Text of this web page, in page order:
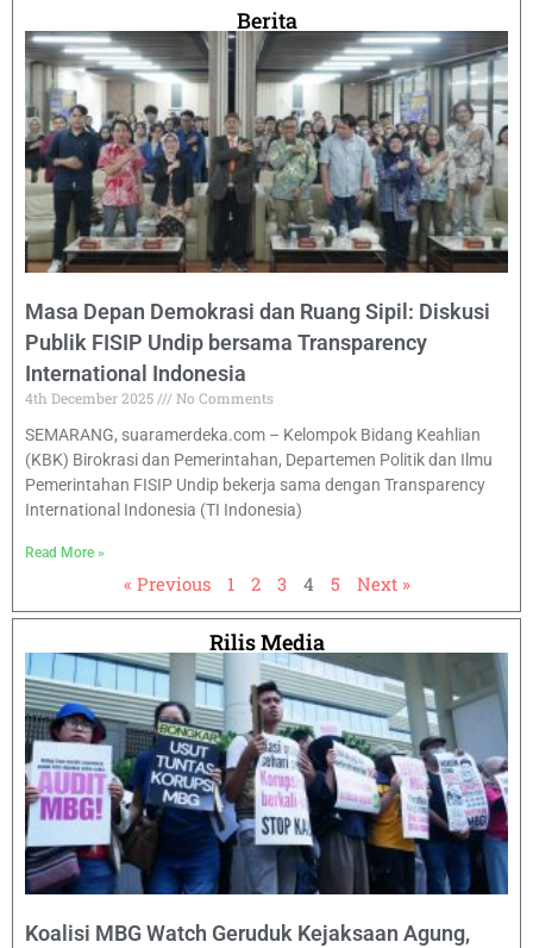
Berita
Masa Depan Demokrasi dan Ruang Sipil: Diskusi
Publik FISIP Undip bersama Transparency
International Indonesia
4th December 2025
No Comments
SEMARANG, suaramerdeka.com – Kelompok Bidang Keahlian
(KBK) Birokrasi dan Pemerintahan, Departemen Politik dan Ilmu
Pemerintahan FISIP Undip bekerja sama dengan Transparency
International Indonesia (TI Indonesia)
Read More »
« Previous 1 2 3 4 5 Next »
Rilis Media
Koalisi MBG Watch Geruduk Kejaksaan Agung,